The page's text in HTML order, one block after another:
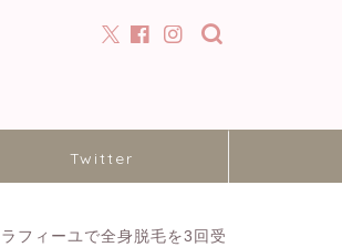
Twitter
ラフィーユで全身脱毛を3回受